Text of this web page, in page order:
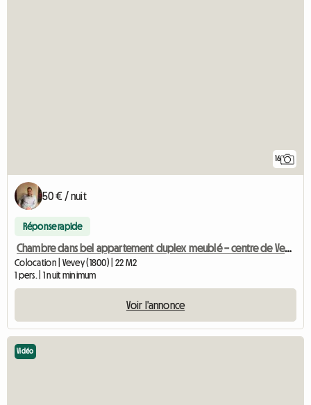
16
50 € / nuit
Réponse rapide
Chambre dans bel appartement duplex meublé – centre de Vevey
Colocation | Vevey (1800) | 22 M2
1 pers. | 1 nuit minimum
Voir l'annonce
Vidéo